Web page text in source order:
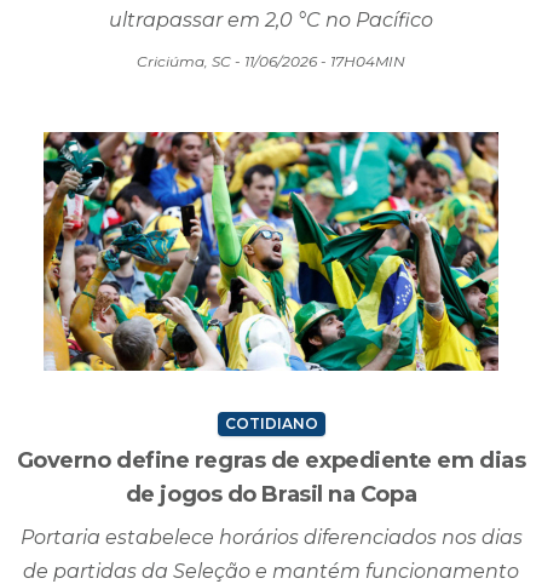
ultrapassar em 2,0 °C no Pacífico
Criciúma, SC - 11/06/2026 - 17H04MIN
COTIDIANO
Governo define regras de expediente em dias
de jogos do Brasil na Copa
Portaria estabelece horários diferenciados nos dias
de partidas da Seleção e mantém funcionamento